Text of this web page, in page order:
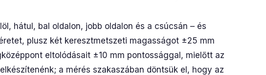
hátul, bal oldalon, jobb oldalon és a csúcsán – és
plusz két keresztmetszeti magasságot ±25 mm
eltolódásait ±10 mm pontossággal, mielőtt az
a mérés szakaszában döntsük el, hogy az